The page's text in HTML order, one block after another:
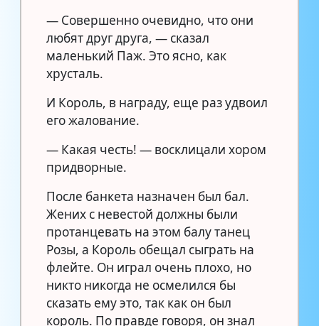
— Совершенно очевидно, что они
любят друг друга, — сказал
маленький Паж. Это ясно, как
хрусталь.
И Король, в награду, еще раз удвоил
его жалование.
— Какая честь! — восклицали хором
придворные.
После банкета назначен был бал.
Жених с невестой должны были
протанцевать на этом балу танец
Розы, а Король обещал сыграть на
флейте. Он играл очень плохо, но
никто никогда не осмелился бы
сказать ему это, так как он был
король. По правде говоря, он знал